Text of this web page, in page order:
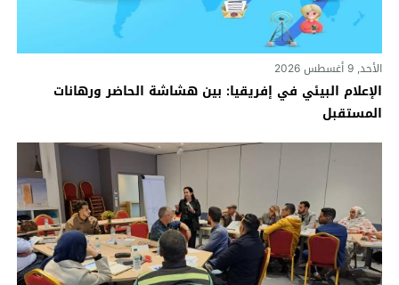
الأحد, 9 أغسطس 2026
الإعلام البيئي في إفريقيا: بين هشاشة الحاضر ورهانات
المستقبل